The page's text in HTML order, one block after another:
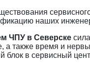
наших
ЧПУ в Северске
а также время и
блок в сервисный